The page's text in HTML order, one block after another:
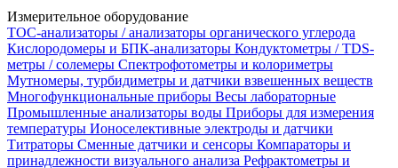
Измерительное оборудование
TOC-анализаторы / анализаторы органического углерода
Кислородомеры и БПК-анализаторы Кондуктометры / TDS-
метры / солемеры Спектрофотометры и колориметры
Мутномеры, турбидиметры и датчики взвешенных веществ
Многофункциональные приборы Весы лабораторные
Промышленные анализаторы воды Приборы для измерения
температуры Ионоселективные электроды и датчики
Титраторы Сменные датчики и сенсоры Компараторы и
принадлежности визуального анализа Рефрактометры и